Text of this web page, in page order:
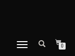
DÉPLIER
0